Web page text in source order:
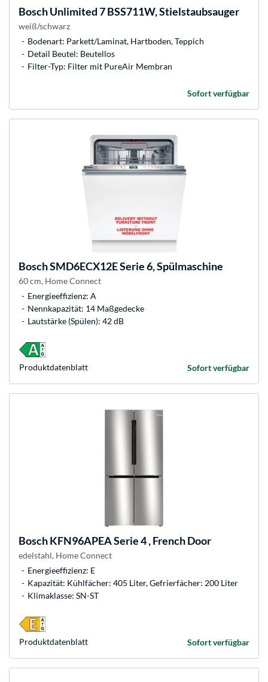
BoschUnlimited 7 BSS711W, Stielstaubsauger
weiß/schwarz
Bodenart: Parkett/Laminat, Hartboden, Teppich
Detail Beutel: Beutellos
Filter-Typ: Filter mit PureAir Membran
Sofort verfügbar
BoschSMD6ECX12E Serie 6, Spülmaschine
60 cm, Home Connect
Energieeffizienz: A
Nennkapazität: 14 Maßgedecke
Lautstärke (Spülen): 42 dB
Sofort verfügbar
Produkt­datenblatt
BoschKFN96APEA Serie 4 , French Door
edelstahl, Home Connect
Energieeffizienz: E
Kapazität: Kühlfächer: 405 Liter, Gefrierfächer: 200 Liter
Klimaklasse: SN-ST
Sofort verfügbar
Produkt­datenblatt